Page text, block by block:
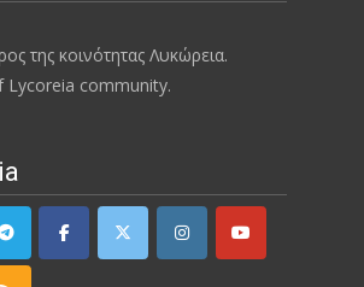
της κοινότητας Λυκώρεια.
Lycoreia community.